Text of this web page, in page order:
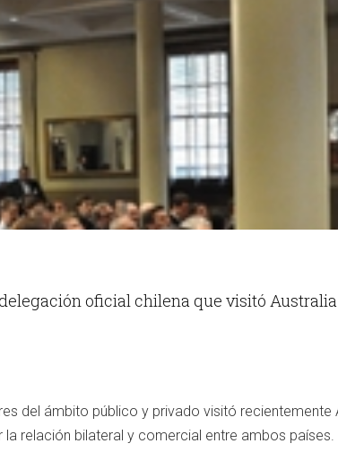
oficial chilena que visitó
del ámbito público y privado visitó recientemente
relación bilateral y comercial entre ambos países.